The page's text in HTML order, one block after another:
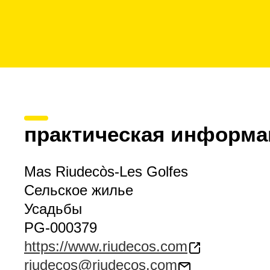
практическая
Mas Riudecòs-Les Golfes
Сельское жилье
Усадьбы
PG-000379
https://www.riudecos.com
riudecos@riudecos.com